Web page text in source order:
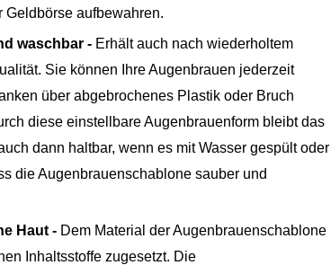
aufbewahren.
waschbar - Erhält auch nach wiederholtem
Sie können Ihre Augenbrauen jederzeit
über abgebrochenes Plastik oder Bruch
diese einstellbare Augenbrauenform bleibt das
dann haltbar, wenn es mit Wasser gespült oder
die Augenbrauenschablone sauber und
Haut - Dem Material der Augenbrauenschablone
Inhaltsstoffe zugesetzt. Die